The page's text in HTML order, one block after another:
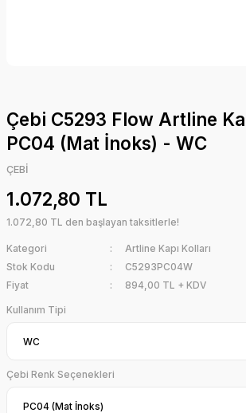
Çebi C5293 Flow Artline
PC04 (Mat İnoks) - WC
ÇEBİ
1.072,80 TL
1.072,80 TL den başlayan taksitlerle!
Kategori
Artline Kapı Kolları
Stok Kodu
C5293PC04W
Fiyat
894,00 TL + KDV
Kullanım Tipi
Çebi Renk Seçenekleri